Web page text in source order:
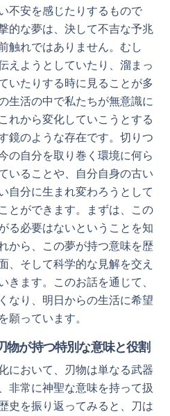
不安を感じたりするもので
的な夢は、決して不吉な予兆
触れではありません。むし
えようとしていたり、溜まっ
いたりする時に見ることが多
生活の中で私たちが無意識に
れから変化していこうとする
鏡のような存在です。切りつ
の自分を取り巻く環境に何ら
いることや、自分自身の古い
自分に生まれ変わろうとして
とができます。まずは、この
る必要はないということを知
から、この夢が持つ意味を歴
、そして科学的な見解を交え
きます。このお話を通じて、
なり、明日からの生活に希望
願っています。
物が持つ特別な意味と役割
において、刃物は単なる武器
非常に神聖な意味を持って扱
史を振り返ってみると、刀は